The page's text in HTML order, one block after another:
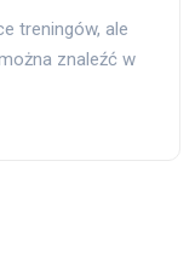
treningów, ale
znaleźć w